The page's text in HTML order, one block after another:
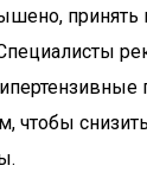
чтобы